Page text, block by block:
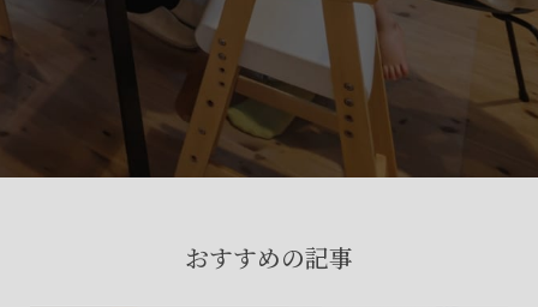
おすすめの記事
会社に関することや物件についての
お問い合わせはこちらから